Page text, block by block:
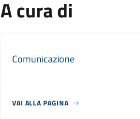
A cura di
Comunicazione
VAI ALLA PAGINA